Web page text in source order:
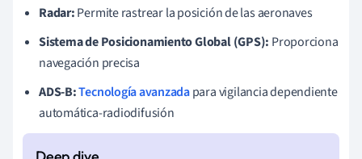
Radar:Permite rastrear la posición de las aeronaves
Sistema de Posicionamiento Global (GPS): Proporciona
navegación precisa
ADS-B:Tecnología avanzadapara vigilancia dependiente
automática-radiodifusión